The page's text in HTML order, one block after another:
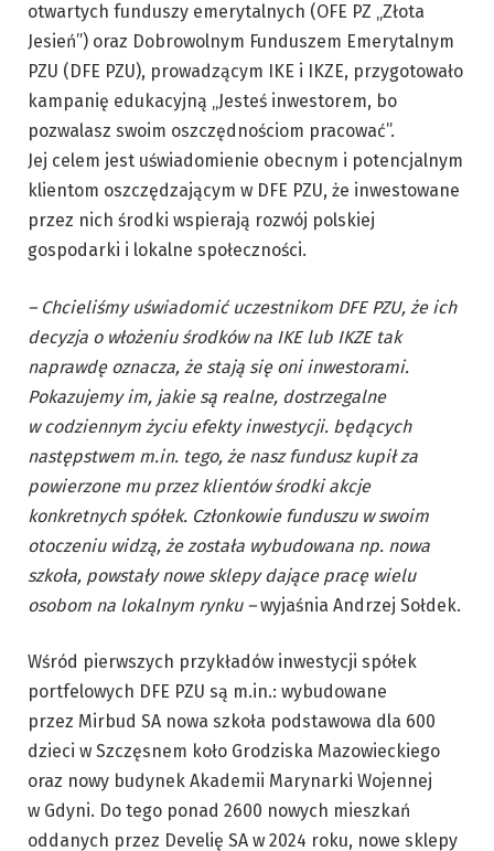
otwartych funduszy emerytalnych (OFE PZ „Złota
Jesień”) oraz Dobrowolnym Funduszem Emerytalnym
PZU (DFE PZU), prowadzącym IKE i IKZE, przygotowało
kampanię edukacyjną „Jesteś inwestorem, bo
pozwalasz swoim oszczędnościom pracować”.
Jej celem jest uświadomienie obecnym i potencjalnym
klientom oszczędzającym w DFE PZU, że inwestowane
przez nich środki wspierają rozwój polskiej
gospodarki i lokalne społeczności.
– Chcieliśmy uświadomić uczestnikom DFE PZU, że ich
decyzja o włożeniu środków na IKE lub IKZE tak
naprawdę oznacza, że stają się oni inwestorami.
Pokazujemy im, jakie są realne, dostrzegalne
w codziennym życiu efekty inwestycji. będących
następstwem m.in. tego, że nasz fundusz kupił za
powierzone mu przez klientów środki akcje
konkretnych spółek. Członkowie funduszu w swoim
otoczeniu widzą, że została wybudowana np. nowa
szkoła, powstały nowe sklepy dające pracę wielu
osobom na lokalnym rynku –wyjaśnia Andrzej Sołdek.
Wśród pierwszych przykładów inwestycji spółek
portfelowych DFE PZU są m.in.: wybudowane
przez Mirbud SA nowa szkoła podstawowa dla 600
dzieci w Szczęsnem koło Grodziska Mazowieckiego
oraz nowy budynek Akademii Marynarki Wojennej
w Gdyni. Do tego ponad 2600 nowych mieszkań
oddanych przez Develię SA w 2024 roku, nowe sklepy